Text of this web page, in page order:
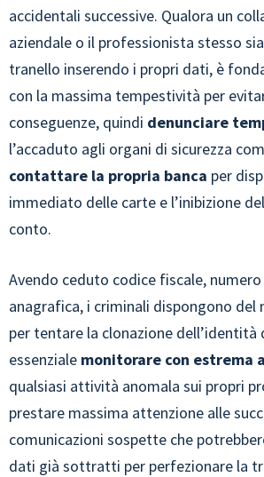
accidentali successive. Qualora un
aziendale o il professionista stesso
tranello inserendo i propri dati, è
con la massima tempestività per
conseguenze, quindi denunciare
l’accaduto agli organi di sicurezza
contattare la propria banca per
immediato delle carte e l’inibizione
conto.
Avendo ceduto codice fiscale,
anagrafica, i criminali dispongono del
per tentare la clonazione dell’identità
essenziale monitorare con estrema
qualsiasi attività anomala sui propri
prestare massima attenzione alle
comunicazioni sospette che
dati già sottratti per perfezionare la